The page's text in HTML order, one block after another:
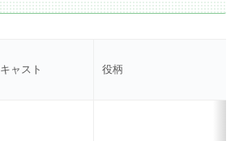
キャスト 役柄